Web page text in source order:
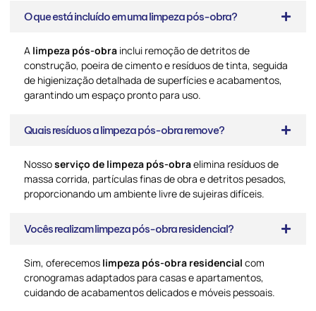
O que está incluído em uma limpeza pós-obra?
A limpeza pós-obra inclui remoção de detritos de
construção, poeira de cimento e resíduos de tinta, seguida
de higienização detalhada de superfícies e acabamentos,
garantindo um espaço pronto para uso.
Quais resíduos a limpeza pós-obra remove?
Nossoserviço de limpeza pós-obraelimina resíduos de
massa corrida, partículas finas de obra e detritos pesados,
proporcionando um ambiente livre de sujeiras difíceis.
Vocês realizam limpeza pós-obra residencial?
Sim, oferecemos limpeza pós-obra residencial com
cronogramas adaptados para casas e apartamentos,
cuidando de acabamentos delicados e móveis pessoais.